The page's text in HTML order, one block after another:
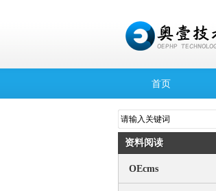
首页
资料阅读
OEcms